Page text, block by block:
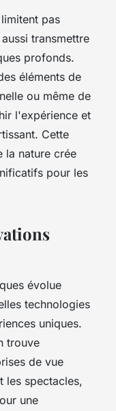
pas
transmettre
profonds.
éléments de
ou même de
l'expérience et
Cette
la nature crée
pour les
évolue
technologies
uniques.
trouve
de vue
les spectacles,
une